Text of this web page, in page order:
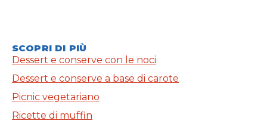
SCOPRI DI PIÙ
Dessert e conserve con le noci
Dessert e conserve a base di carote
Picnic vegetariano
Ricette di muffin